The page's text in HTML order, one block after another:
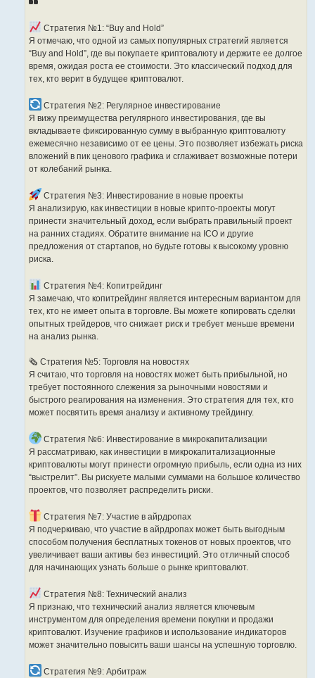
Стратегия №1: “Buy and Hold”
Я отмечаю, что одной из самых популярных стратегий является
“Buy and Hold”, где вы покупаете криптовалюту и держите ее долгое
время, ожидая роста ее стоимости. Это классический подход для
тех, кто верит в будущее криптовалют.
Стратегия №2: Регулярное инвестирование
Я вижу преимущества регулярного инвестирования, где вы
вкладываете фиксированную сумму в выбранную криптовалюту
ежемесячно независимо от ее цены. Это позволяет избежать риска
вложений в пик ценового графика и сглаживает возможные потери
от колебаний рынка.
Стратегия №3: Инвестирование в новые проекты
Я анализирую, как инвестиции в новые крипто-проекты могут
принести значительный доход, если выбрать правильный проект
на ранних стадиях. Обратите внимание на ICO и другие
предложения от стартапов, но будьте готовы к высокому уровню
риска.
Стратегия №4: Копитрейдинг
Я замечаю, что копитрейдинг является интересным вариантом для
тех, кто не имеет опыта в торговле. Вы можете копировать сделки
опытных трейдеров, что снижает риск и требует меньше времени
на анализ рынка.
🗞 Стратегия №5: Торговля на новостях
Я считаю, что торговля на новостях может быть прибыльной, но
требует постоянного слежения за рыночными новостями и
быстрого реагирования на изменения. Это стратегия для тех, кто
может посвятить время анализу и активному трейдингу.
Стратегия №6: Инвестирование в микрокапитализации
Я рассматриваю, как инвестиции в микрокапитализационные
криптовалюты могут принести огромную прибыль, если одна из них
“выстрелит”. Вы рискуете малыми суммами на большое количество
проектов, что позволяет распределить риски.
Стратегия №7: Участие в айрдропах
Я подчеркиваю, что участие в айрдропах может быть выгодным
способом получения бесплатных токенов от новых проектов, что
увеличивает ваши активы без инвестиций. Это отличный способ
для начинающих узнать больше о рынке криптовалют.
Стратегия №8: Технический анализ
Я признаю, что технический анализ является ключевым
инструментом для определения времени покупки и продажи
криптовалют. Изучение графиков и использование индикаторов
может значительно повысить ваши шансы на успешную торговлю.
Стратегия №9: Арбитраж